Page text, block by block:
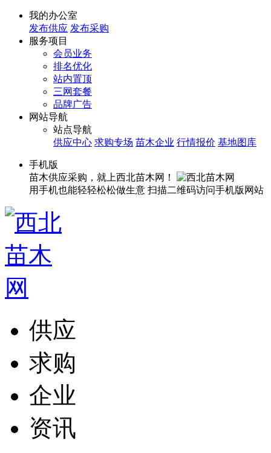
我的办公室
发布供应 发布采购
服务项目
会员业务
排名优化
站内置顶
三网套餐
品牌广告
网站导航
站点导航
供应中心 求购专场 苗木企业 行情报价 基地图库
手机版
苗木供应采购，就上西北苗木网！
用手机也能轻轻松松做生意 扫描二维码访问手机版网站
供应
求购
企业
资讯